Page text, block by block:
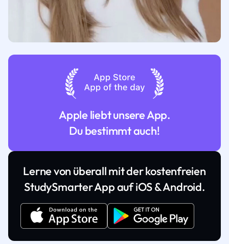
Apple liebt unsere App.
Du bestimmt auch!
Lerne von überall mit der kostenfreien
StudySmarter App auf iOS & Android.